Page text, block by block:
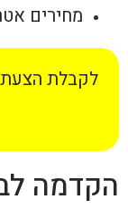
מחירים
לקבלת הצעת
הקדמה